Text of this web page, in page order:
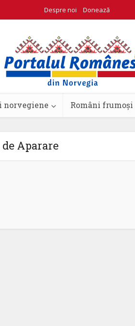
Despre noi Donează
Români frumoși
Aparare